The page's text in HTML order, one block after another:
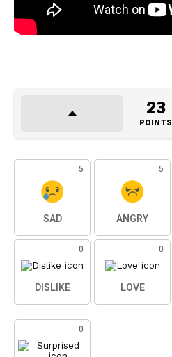
23
POINTS
5
ANGRY
5
SAD
0
DISLIKE
0
LOVE
0